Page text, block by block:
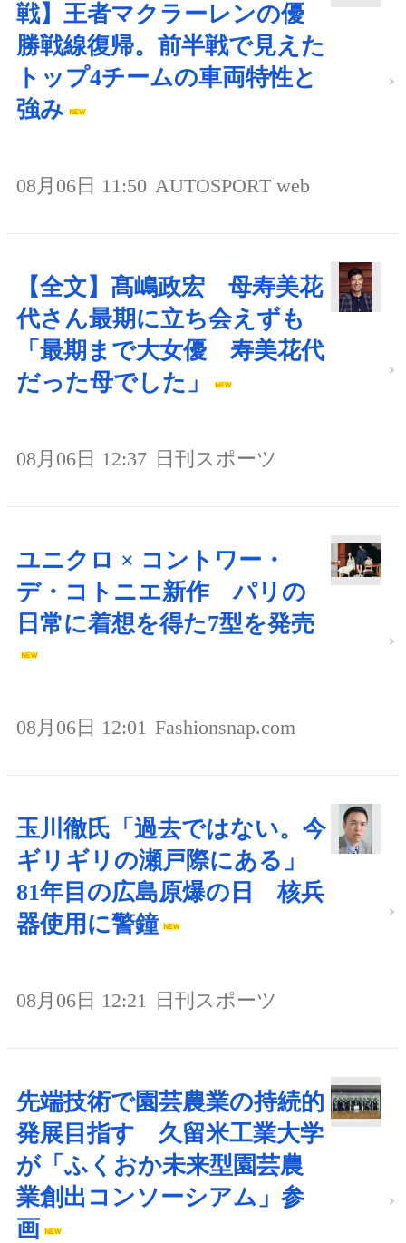
戦】王者マクラーレンの優
勝戦線復帰。前半戦で見えた
トップ4チームの車両特性と
強み
08月06日 11:50 AUTOSPORT web
【全文】髙嶋政宏 母寿美花
代さん最期に立ち会えずも
「最期まで大女優 寿美花代
だった母でした」
08月06日 12:37 日刊スポーツ
ユニクロ × コントワー・
デ・コトニエ新作 パリの
日常に着想を得た7型を発売
08月06日 12:01 Fashionsnap.com
玉川徹氏「過去ではない。今
ギリギリの瀬戸際にある」
81年目の広島原爆の日 核兵
器使用に警鐘
08月06日 12:21 日刊スポーツ
先端技術で園芸農業の持続的
発展目指す 久留米工業大学
が「ふくおか未来型園芸農
業創出コンソーシアム」参
画